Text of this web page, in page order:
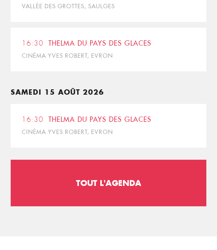
VALLÉE DES GROTTES, SAULGES
16:30 THELMA DU PAYS DES GLACES
CINÉMA YVES ROBERT, EVRON
SAMEDI 15 AOÛT 2026
16:30 THELMA DU PAYS DES GLACES
CINÉMA YVES ROBERT, EVRON
TOUT L'AGENDA